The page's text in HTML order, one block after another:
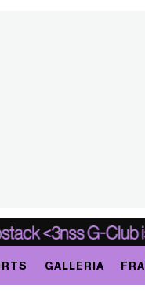
GALLERIA